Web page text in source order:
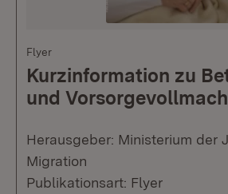
Flyer
Kurzinformation zu
und
Herausgeber: Ministerium der
Migration
Publikationsart: Flyer